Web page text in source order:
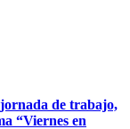
de trabajo,
“Viernes en